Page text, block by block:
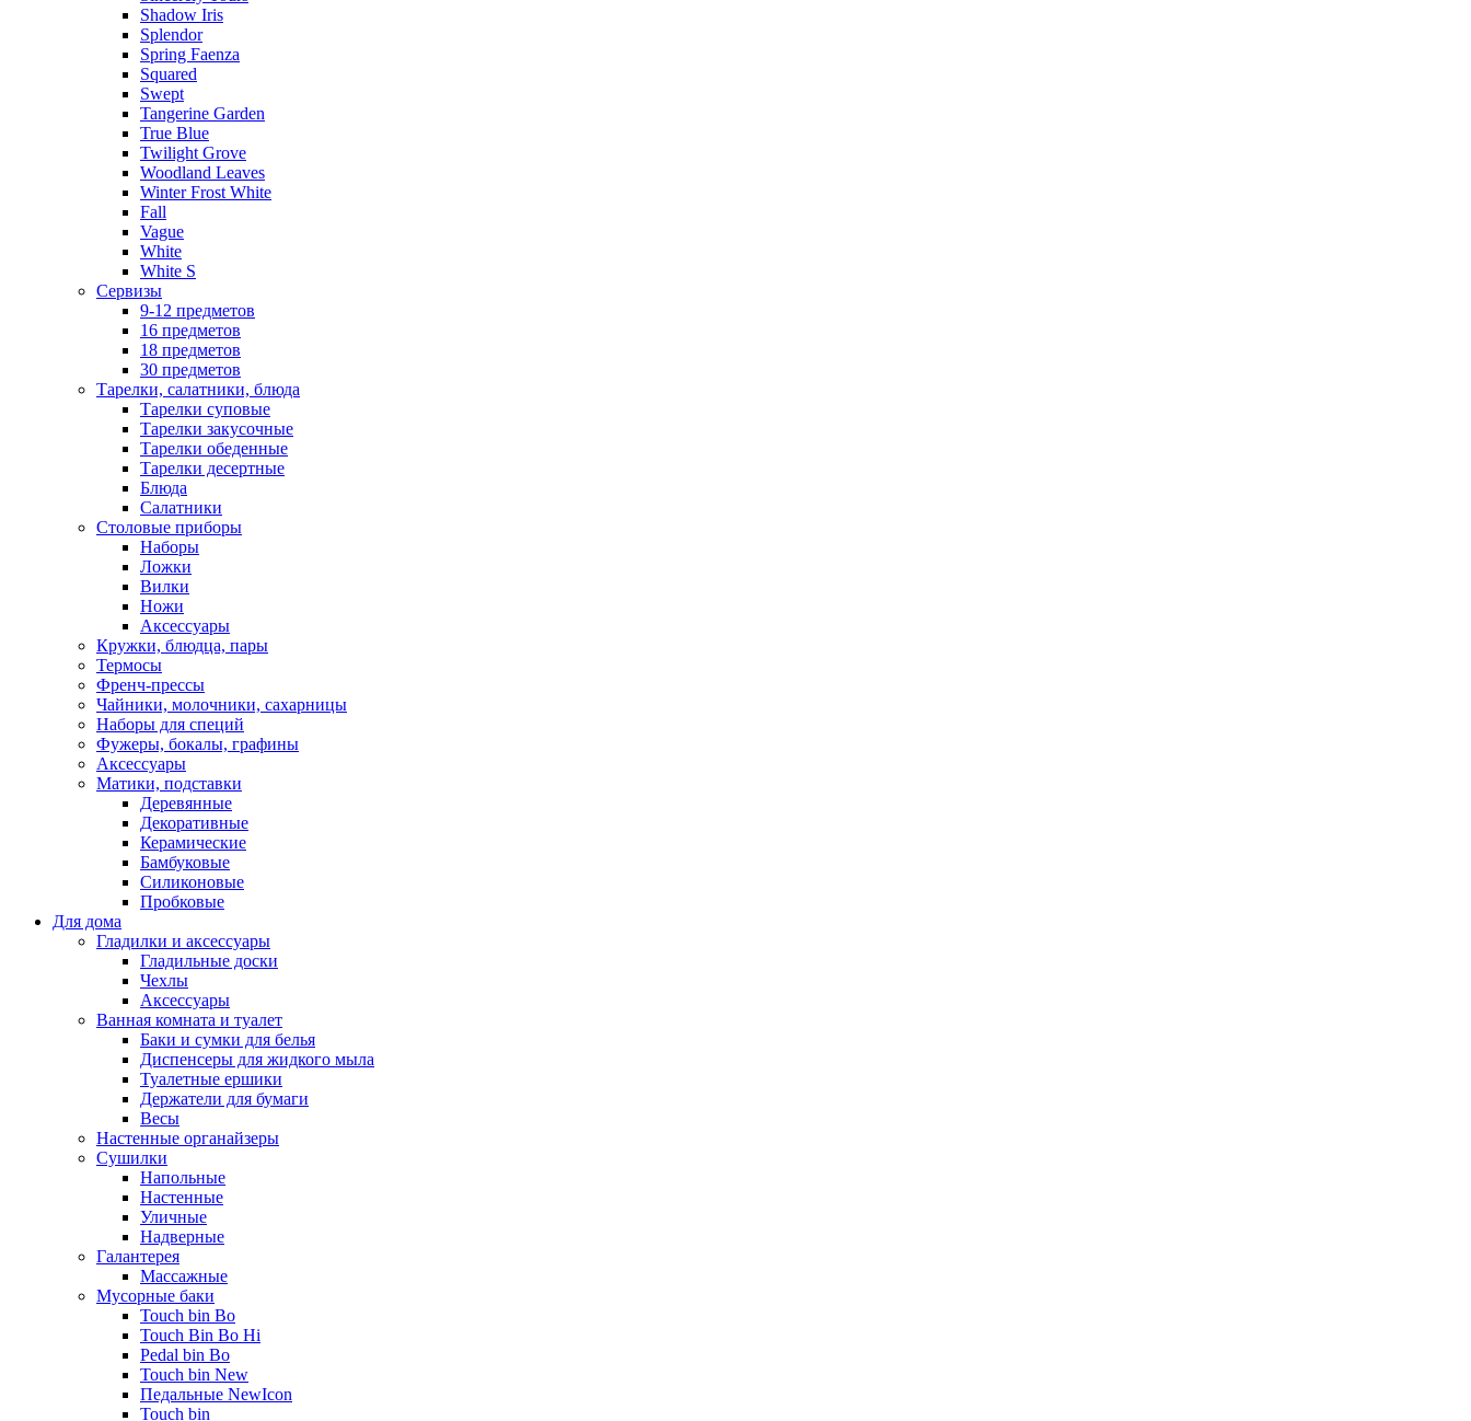
Shadow Iris
Splendor
Spring Faenza
Squared
Swept
Tangerine Garden
True Blue
Twilight Grove
Woodland Leaves
Winter Frost White
Fall
Vague
White
White S
Сервизы
9-12 предметов
16 предметов
18 предметов
30 предметов
Тарелки, салатники, блюда
Тарелки суповые
Тарелки закусочные
Тарелки обеденные
Тарелки десертные
Блюда
Салатники
Столовые приборы
Наборы
Ложки
Вилки
Ножи
Аксессуары
Кружки, блюдца, пары
Термосы
Френч-прессы
Чайники, молочники, сахарницы
Наборы для специй
Фужеры, бокалы, графины
Аксессуары
Матики, подставки
Деревянные
Декоративные
Керамические
Бамбуковые
Силиконовые
Пробковые
Для дома
Гладилки и аксессуары
Гладильные доски
Чехлы
Аксессуары
Ванная комната и туалет
Баки и сумки для белья
Диспенсеры для жидкого мыла
Туалетные ершики
Держатели для бумаги
Весы
Настенные органайзеры
Сушилки
Напольные
Настенные
Уличные
Надверные
Галантерея
Массажные
Мусорные баки
Touch bin Bo
Touch Bin Bo Hi
Pedal bin Bo
Touch bin New
Педальные NewIcon
Touch bin